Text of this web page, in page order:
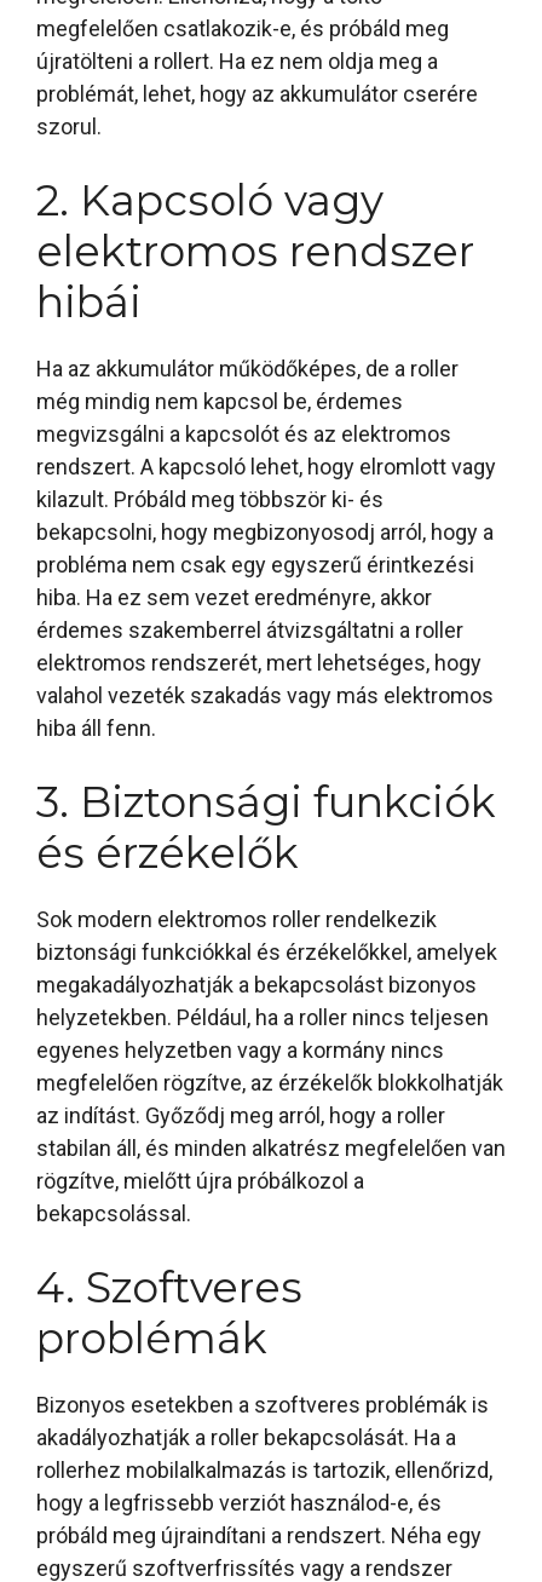
megfelelően csatlakozik-e, és próbáld meg
újratölteni a rollert. Ha ez nem oldja meg a
problémát, lehet, hogy az akkumulátor cserére
szorul.
2. Kapcsoló vagy
elektromos rendszer
hibái
Ha az akkumulátor működőképes, de a roller
még mindig nem kapcsol be, érdemes
megvizsgálni a kapcsolót és az elektromos
rendszert. A kapcsoló lehet, hogy elromlott vagy
kilazult. Próbáld meg többször ki- és
bekapcsolni, hogy megbizonyosodj arról, hogy a
probléma nem csak egy egyszerű érintkezési
hiba. Ha ez sem vezet eredményre, akkor
érdemes szakemberrel átvizsgáltatni a roller
elektromos rendszerét, mert lehetséges, hogy
valahol vezeték szakadás vagy más elektromos
hiba áll fenn.
3. Biztonsági funkciók
és érzékelők
Sok modern elektromos roller rendelkezik
biztonsági funkciókkal és érzékelőkkel, amelyek
megakadályozhatják a bekapcsolást bizonyos
helyzetekben. Például, ha a roller nincs teljesen
egyenes helyzetben vagy a kormány nincs
megfelelően rögzítve, az érzékelők blokkolhatják
az indítást. Győződj meg arról, hogy a roller
stabilan áll, és minden alkatrész megfelelően van
rögzítve, mielőtt újra próbálkozol a
bekapcsolással.
4. Szoftveres
problémák
Bizonyos esetekben a szoftveres problémák is
akadályozhatják a roller bekapcsolását. Ha a
rollerhez mobilalkalmazás is tartozik, ellenőrizd,
hogy a legfrissebb verziót használod-e, és
próbáld meg újraindítani a rendszert. Néha egy
egyszerű szoftverfrissítés vagy a rendszer